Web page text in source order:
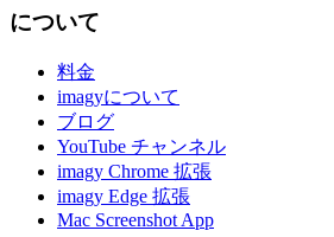
について
料金
imagyについて
ブログ
YouTube チャンネル
imagy Chrome 拡張
imagy Edge 拡張
Mac Screenshot App